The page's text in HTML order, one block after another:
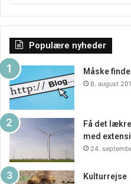
Populære nyheder
Måske
8. august
Få det
med
24.
Kulturrejse